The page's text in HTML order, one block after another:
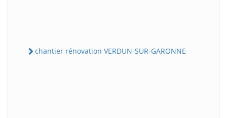
chantier rénovation VERDUN-SUR-GARONNE